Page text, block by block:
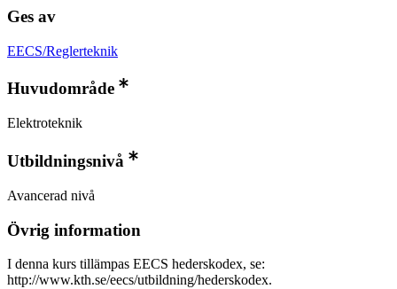
Ges av
EECS/Reglerteknik
Huvudområde
Elektroteknik
Utbildningsnivå
Avancerad nivå
Övrig information
I denna kurs tillämpas EECS hederskodex, se:
http://www.kth.se/eecs/utbildning/hederskodex.